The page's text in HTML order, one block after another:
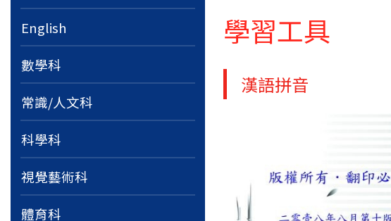
學習工具
漢語拼音
English
數學科
常識/人文科
科學科
視覺藝術科
體育科